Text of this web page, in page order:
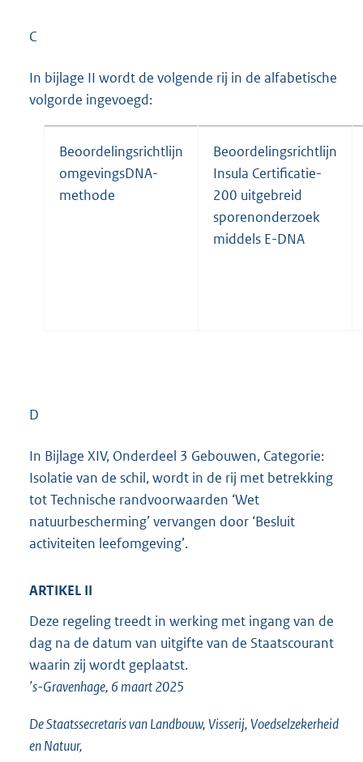
C
In bijlage II wordt de volgende rij in de alfabetische
volgorde ingevoegd:
Beoordelingsrichtlijn
omgevingsDNA-
methode
Beoordelingsrichtlijn
Insula Certificatie-
200 uitgebreid
sporenonderzoek
middels E-DNA
D
In Bijlage XIV, Onderdeel 3 Gebouwen, Categorie:
Isolatie van de schil, wordt in de rij met betrekking
tot Technische randvoorwaarden ‘Wet
natuurbescherming’ vervangen door ‘Besluit
activiteiten leefomgeving’.
ARTIKEL II
Deze regeling treedt in werking met ingang van de
dag na de datum van uitgifte van de Staatscourant
waarin zij wordt geplaatst.
’s-Gravenhage, 6 maart 2025
De Staatssecretaris van Landbouw, Visserij, Voedselzekerheid
en Natuur,